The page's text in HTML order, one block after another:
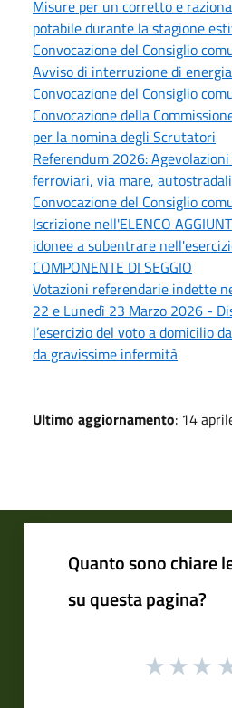
Misure per un corretto e
potabile durante la stagione
Convocazione del Consiglio
Avviso di interruzione di
Convocazione del Consiglio
Convocazione della
per la nomina degli Scrutatori
Referendum 2026:
ferroviari, via mare,
Convocazione del Consiglio
Iscrizione nell'ELENCO
idonee a subentrare
COMPONENTE DI SEGGIO
Votazioni referendarie indette
22 e Lunedì 23 Marzo 2026 -
l’esercizio del voto a domicilio
da gravissime infermità
Ultimo aggiornamento: 14
Quanto sono chiare
su questa pagina?